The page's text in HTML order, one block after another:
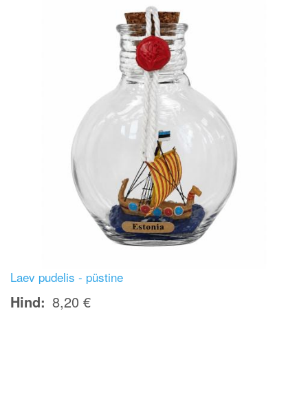
Laev pudelis - püstine
Hind 8,20 €